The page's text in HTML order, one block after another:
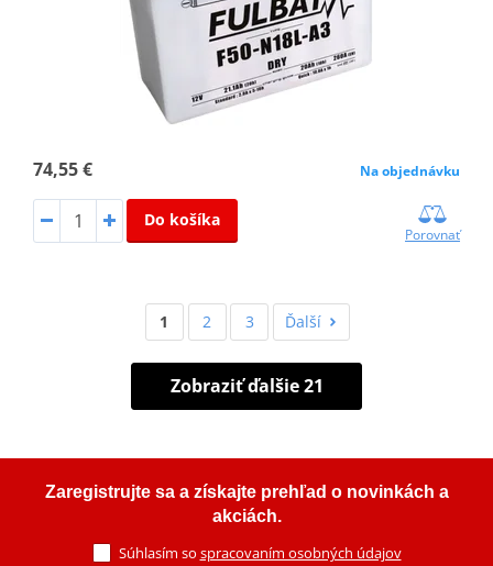
74,55 € Na objednávku
Do košíka
Porovnať
1 2 3 Ďalší
Zobraziť ďalšie 21
Zaregistrujte sa a získajte prehľad o novinkách a
akciách.
Súhlasím so spracovaním osobných údajov